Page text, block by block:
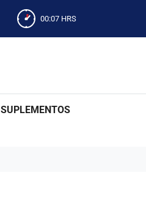
00:07 HRS
SUPLEMENTOS